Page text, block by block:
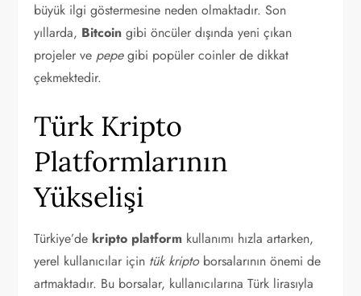
büyük ilgi göstermesine neden olmaktadır. Son
yıllarda, Bitcoin gibi öncüler dışında yeni çıkan
projeler ve pepegibi popüler coinler de dikkat
çekmektedir.
Türk Kripto
Platformlarının
Yükselişi
Türkiye’de kripto platform kullanımı hızla artarken,
yerel kullanıcılar için tük kriptoborsalarının önemi de
artmaktadır. Bu borsalar, kullanıcılarına Türk lirasıyla